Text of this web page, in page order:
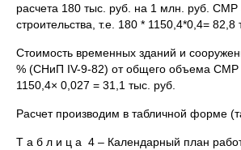
расчета 180 тыс. руб. на 1 млн. руб. СМР
строительства, т.е. 180 * 1150,4*0,4= 82,8
Стоимость временных зданий и
% (СНиП IV-9-82) от общего объема СМР
1150,4× 0,027 = 31,1 тыс. руб.
Расчет производим в табличной форме
Т а б л и ц а 4 – Календарный план